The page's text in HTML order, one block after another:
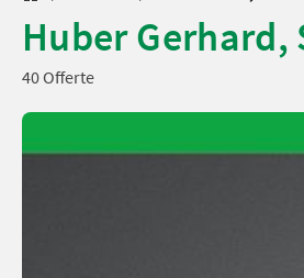
Huber
40 Offerte